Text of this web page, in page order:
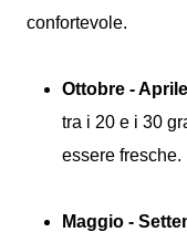
confortevole.
Ottobre - Aprile
tra i 20 e i 30
essere fresche.
Maggio -